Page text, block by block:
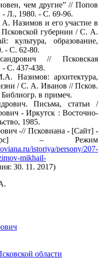
чем другие” // Попов
Л., 1980. - С. 69-96.
Назимов и его участие в
губернии / С. А.
культура, образование,
- С. 62-80.
// Псковская
- С. 437-438.
Назимов: архитектура,
/ С. А. Иванов // Псков.
в примеч.
Письма, статьи /
- Иркутск : Восточно-
1985.
-// Псковиана - [Сайт] -
– Режим
istoriya/persony/207-
mikhail-
30. 11. 2017)
области